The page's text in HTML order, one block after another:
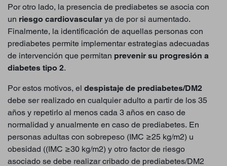
Por otro lado, la presencia de prediabetes se asocia con
un riesgo cardiovascular ya de por si aumentado.
Finalmente, la identificación de aquellas personas con
prediabetes permite implementar estrategias adecuadas
de intervención que permitan prevenir su progresión a
diabetes tipo 2.
Por estos motivos, el despistaje de prediabetes/DM2
debe ser realizado en cualquier adulto a partir de los 35
años y repetirlo al menos cada 3 años en caso de
normalidad y anualmente en caso de prediabetes. En
personas adultas con sobrepeso (IMC ≥25 kg/m2) u
obesidad ((IMC ≥30 kg/m2) y otro factor de riesgo
asociado se debe realizar cribado de prediabetes/DM2